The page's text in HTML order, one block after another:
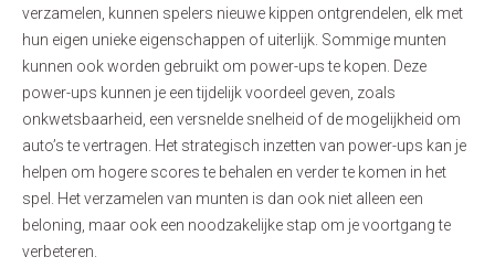
verzamelen, kunnen spelers nieuwe kippen ontgrendelen, elk met
hun eigen unieke eigenschappen of uiterlijk. Sommige munten
kunnen ook worden gebruikt om power-ups te kopen. Deze
power-ups kunnen je een tijdelijk voordeel geven, zoals
onkwetsbaarheid, een versnelde snelheid of de mogelijkheid om
auto’s te vertragen. Het strategisch inzetten van power-ups kan je
helpen om hogere scores te behalen en verder te komen in het
spel. Het verzamelen van munten is dan ook niet alleen een
beloning, maar ook een noodzakelijke stap om je voortgang te
verbeteren.